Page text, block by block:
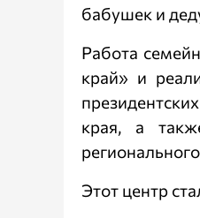
бабушек и
Работа
край» и
края, а
Этот центр